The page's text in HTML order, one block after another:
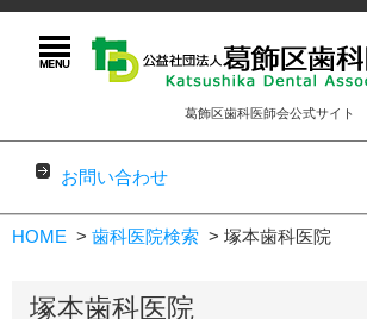
葛飾区歯科医師会公式サイト
お問い合わせ
コンテンツに移動
HOME 歯科医院検索 塚本歯科医院
塚本歯科医院